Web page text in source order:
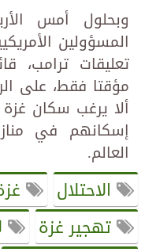
وبحلول أمس
المسؤولين
تعليقات ترامب،
مؤقتا فقط، على
ألا يرغب سكان
إسكانهم في
العالم.
الاحتلال
تهجير غزة